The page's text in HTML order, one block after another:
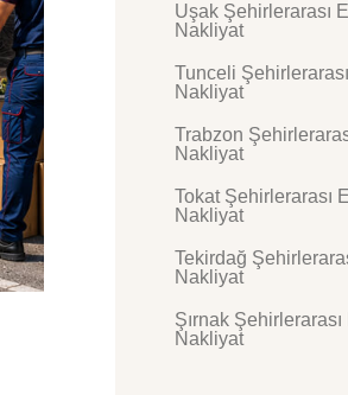
Uşak Şehirlerarası
Nakliyat
Tunceli
Nakliyat
Trabzon
Nakliyat
Tokat Şehirlerarası
Nakliyat
Tekirdağ
Nakliyat
Şırnak
Nakliyat